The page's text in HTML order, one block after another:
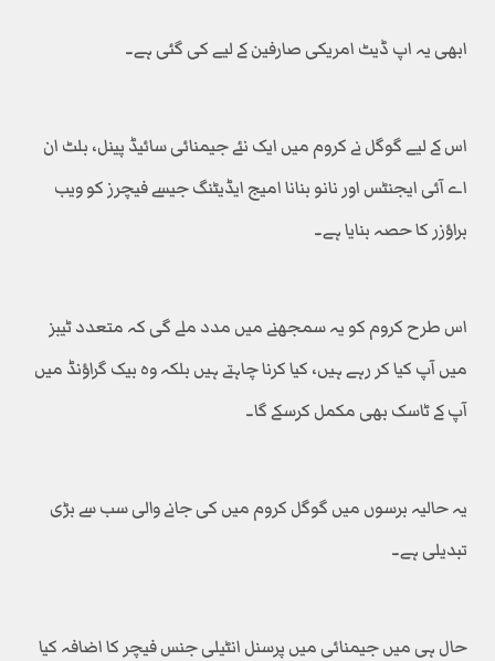
ابھی یہ اپ ڈیٹ امریکی صارفین کے لیے کی گئی ہے۔
اس کے لیے گوگل نے کروم میں ایک نئے جیمنائی سائیڈ پینل، بلٹ ان
اے آئی ایجنٹس اور نانو بنانا امیج ایڈیٹنگ جیسے فیچرز کو ویب
براؤزر کا حصہ بنایا ہے۔
اس طرح کروم کو یہ سمجھنے میں مدد ملے گی کہ متعدد ٹیبز
میں آپ کیا کر رہے ہیں، کیا کرنا چاہتے ہیں بلکہ وہ بیک گراؤنڈ میں
آپ کے ٹاسک بھی مکمل کرسکے گا۔
یہ حالیہ برسوں میں گوگل کروم میں کی جانے والی سب سے بڑی
تبدیلی ہے۔
حال ہی میں جیمنائی میں پرسنل انٹیلی جنس فیچر کا اضافہ کیا